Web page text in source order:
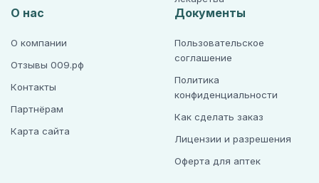
О нас
О компании
Отзывы 009.рф
Контакты
Партнёрам
Карта сайта
Документы
Пользовательское
соглашение
Политика
конфиденциальности
Как сделать заказ
Лицензии и разрешения
Оферта для аптек